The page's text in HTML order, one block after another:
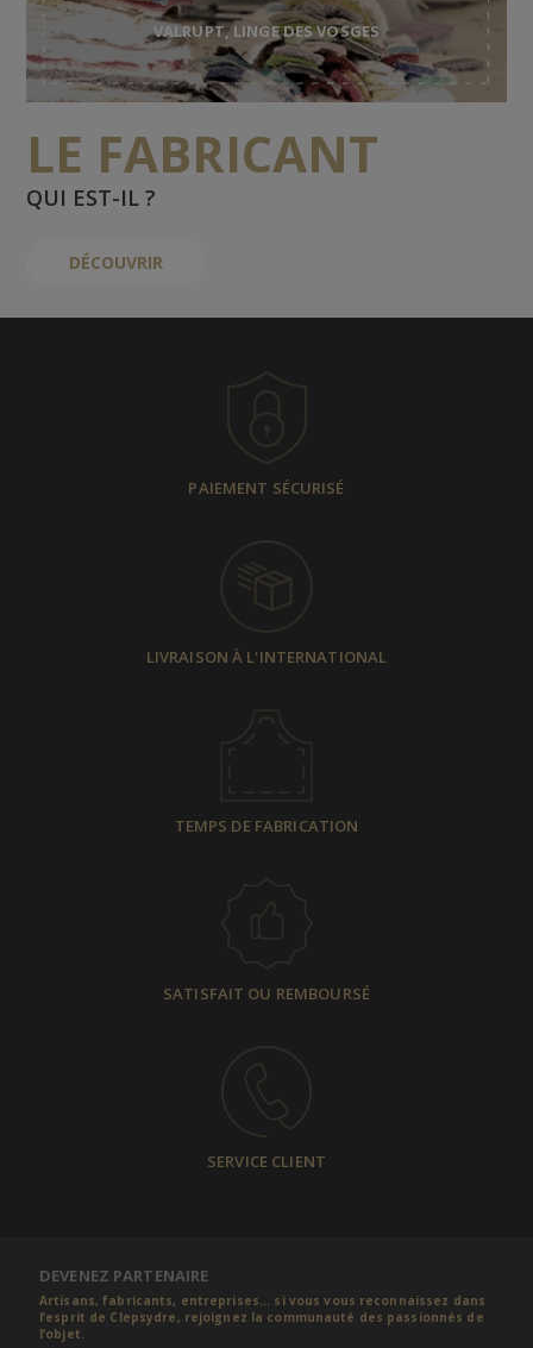
VALRUPT, LINGE DES VOSGES
LE FABRICANT
QUI EST-IL ?
DÉCOUVRIR
PAIEMENT SÉCURISÉ
LIVRAISON À L'INTERNATIONAL
TEMPS DE FABRICATION
SATISFAIT OU REMBOURSÉ
SERVICE CLIENT
DEVENEZ PARTENAIRE
Artisans, fabricants, entreprises... si vous vous reconnaissez dans
l’esprit de Clepsydre, rejoignez la communauté des passionnés de
l’objet.